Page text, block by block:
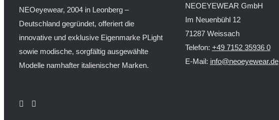
NEOeyewear, 2004 in Leonberg –
Deutschland gegründet, offeriert die
innovative und exklusive Eigenmarke PLight
sowie modische, sorgfältig ausgewählte
Modelle namhafter italienischer Marken.
NEOEYEWEAR GmbH
Im Neuenbühl 12
71287 Weissach
Telefon: +49 7152 35936 0
E-Mail: info@neoeyewear.de